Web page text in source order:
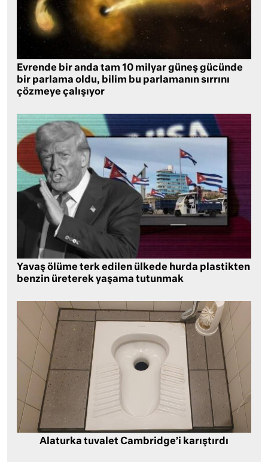
Evrende bir anda tam 10 milyar güneş gücünde
bir parlama oldu, bilim bu parlamanın sırrını
çözmeye çalışıyor
Yavaş ölüme terk edilen ülkede hurda plastikten
benzin üreterek yaşama tutunmak
Alaturka tuvalet Cambridge’i karıştırdı